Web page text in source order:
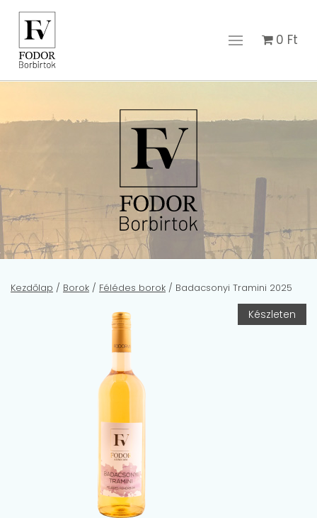
0 Ft
Kezdőlap / Borok / Félédes borok / Badacsonyi Tramini 2025
Készleten